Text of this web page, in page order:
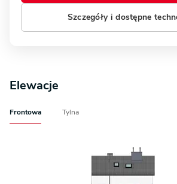
Szczegóły i dostępne
Elewacje
Frontowa Tylna